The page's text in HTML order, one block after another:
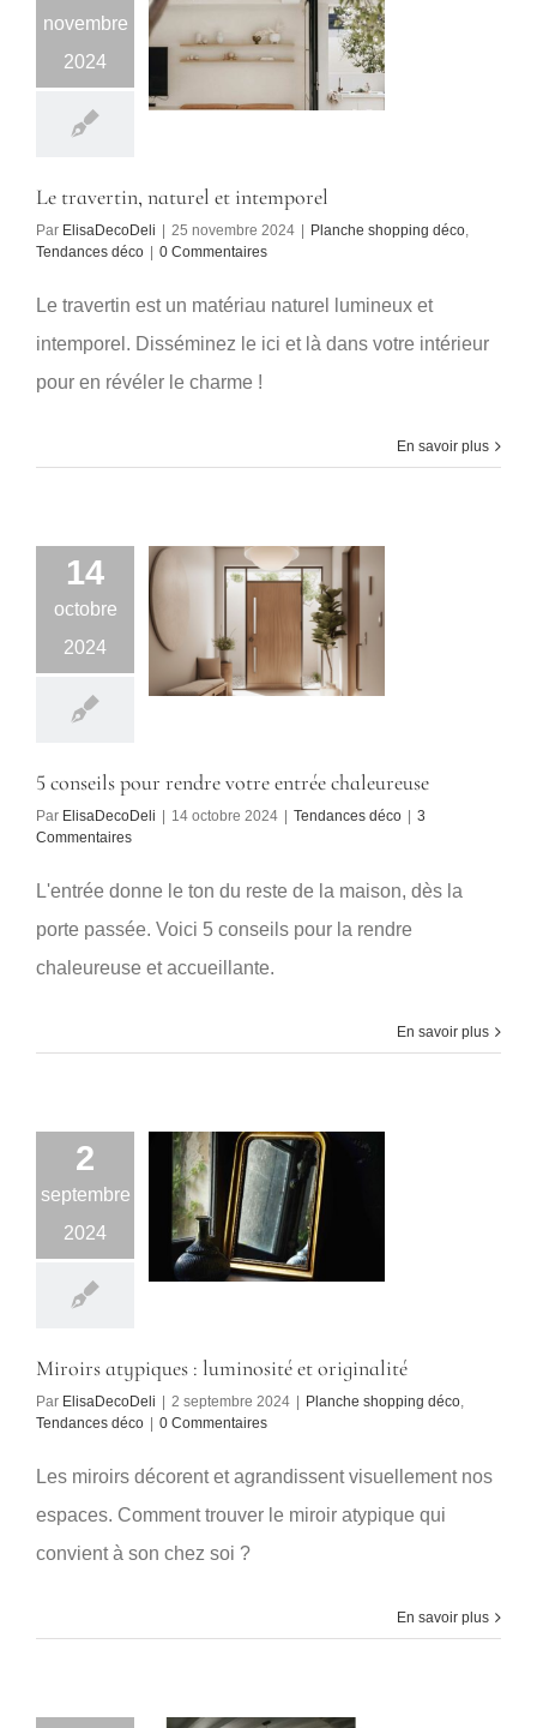
novembre
2024
Le travertin, naturel et intemporel
Par ElisaDecoDeli 25 novembre 2024 Planche shopping déco,
Tendances déco
0 Commentaires
Le travertin est un matériau naturel lumineux et
intemporel. Disséminez le ici et là dans votre intérieur
pour en révéler le charme !
En savoir plus
14
octobre
2024
5 conseils pour rendre votre entrée chaleureuse
Par ElisaDecoDeli 14 octobre 2024 Tendances déco
3
Commentaires
L'entrée donne le ton du reste de la maison, dès la
porte passée. Voici 5 conseils pour la rendre
chaleureuse et accueillante.
En savoir plus
2
septembre
2024
Miroirs atypiques : luminosité et originalité
Par ElisaDecoDeli 2 septembre 2024 Planche shopping déco,
Tendances déco
0 Commentaires
Les miroirs décorent et agrandissent visuellement nos
espaces. Comment trouver le miroir atypique qui
convient à son chez soi ?
En savoir plus